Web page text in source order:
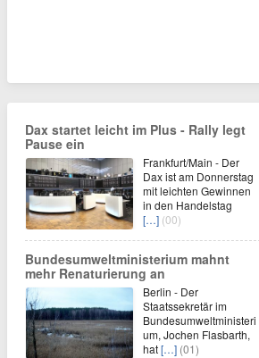
Dax startet leicht im Plus - Rally legt
Pause ein
Frankfurt/Main - Der
Dax ist am Donnerstag
mit leichten Gewinnen
in den Handelstag
[…] (00)
Bundesumweltministerium mahnt
mehr Renaturierung an
Berlin - Der
Staatssekretär im
Bundesumweltministeri
um, Jochen Flasbarth,
hat[…] (01)